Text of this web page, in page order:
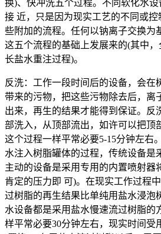
换)、快冲洗五个过程。不同软化水
接 近，只是因为现实工艺的不同或
些附加的流程。任何以钠离子交换为
这五个流程的基础上发展来的(其中
长盐水重注过程)。
反洗：工作一段时间后的设备，会在
带来的污物，把这些污物除去后，离
出来，再生的结果才能得到保证。反
部洗入，从顶部流出，如许可以把顶
这个过程一样平常必要5-15分钟左
水注入树脂罐体的过程，传统设备是
主动的设备是采用专用的内置喷射器
肯定的压力即 可)。在现实工作过程
过树脂的再生结果比单纯用盐水浸泡
水设备都是采用盐水慢速流过树脂的
样平常必要30分钟左右，现实时间受